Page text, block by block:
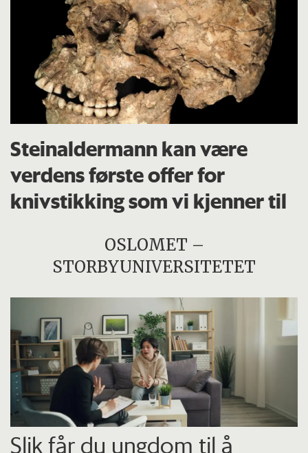
Steinaldermann kan være
verdens første offer for
knivstikking som vi kjenner til
OSLOMET –
STORBYUNIVERSITETET
Slik får du ungdom til å